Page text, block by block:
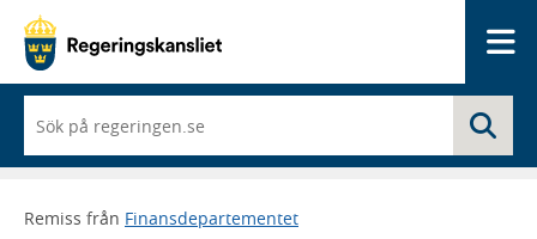
du
börjar
skriva
framträder
Remiss från Finansdepartementet